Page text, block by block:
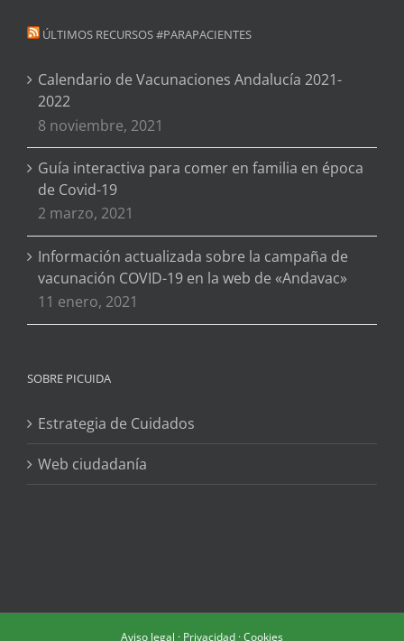
ÚLTIMOS RECURSOS #PARAPACIENTES
Calendario de Vacunaciones Andalucía 2021-
2022
8 noviembre, 2021
Guía interactiva para comer en familia en época
de Covid-19
2 marzo, 2021
Información actualizada sobre la campaña de
vacunación COVID-19 en la web de «Andavac»
11 enero, 2021
SOBRE PICUIDA
Estrategia de Cuidados
Web ciudadanía
Aviso legal · Privacidad ·Cookies